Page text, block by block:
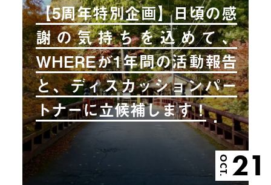
【5周年特別企画】日頃の感
謝の気持ちを込めて、
WHEREが1年間の活動報告
と、ディスカッションパー
トナーに立候補します！
OCT. 21